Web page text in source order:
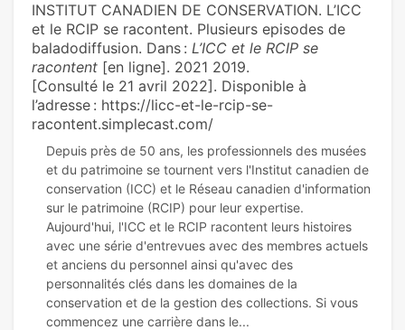
INSTITUT CANADIEN DE CONSERVATION. L’ICC
et le RCIP se racontent. Plusieurs episodes de
baladodiffusion. Dans : L’ICC et le RCIP se
racontent [en ligne]. 2021 2019.
[Consulté le 21 avril 2022]. Disponible à
l’adresse : https://licc-et-le-rcip-se-
racontent.simplecast.com/
Depuis près de 50 ans, les professionnels des musées
et du patrimoine se tournent vers l'Institut canadien de
conservation (ICC) et le Réseau canadien d'information
sur le patrimoine (RCIP) pour leur expertise.
Aujourd'hui, l'ICC et le RCIP racontent leurs histoires
avec une série d'entrevues avec des membres actuels
et anciens du personnel ainsi qu'avec des
personnalités clés dans les domaines de la
conservation et de la gestion des collections. Si vous